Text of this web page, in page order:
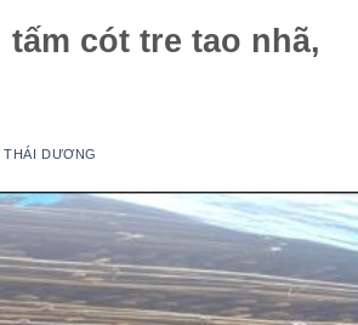
cót tre tao nhã,
THÁI DƯƠNG